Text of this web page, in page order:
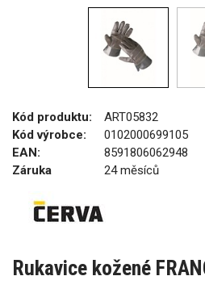
Kód produktu:
ART05832
Kód výrobce:
0102000699105
EAN:
8591806062948
Záruka
24 měsíců
Rukavice kožené